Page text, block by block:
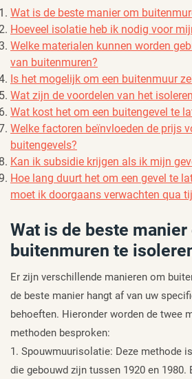
Wat is de beste manier om
Hoeveel isolatie heb ik nodig voor
Welke materialen kunnen worden
van buitenmuren?
Is het mogelijk om een buitenmuur
Wat zijn de voordelen van het
Wat kost het om een buitengevel te
Welke factoren beïnvloeden de prijs
buitengevels?
Kan ik subsidie krijgen als ik mijn
Hoe lang duurt het om een gevel te
moet ik doorgaans verwachten qua
Wat is de beste manier
buitenmuren te
Er zijn verschillende manieren om
de beste manier hangt af van uw
behoeften. Hieronder worden de twee
methoden besproken:
1. Spouwmuurisolatie: Deze methode
die gebouwd zijn tussen 1920 en